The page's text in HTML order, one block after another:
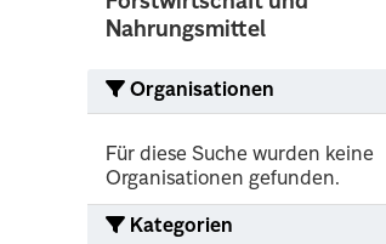
Nahrungsmittel
Organisationen
Für diese Suche wurden keine
Organisationen gefunden.
Kategorien